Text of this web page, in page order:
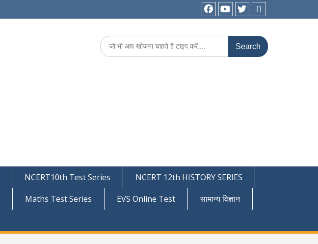
facebookyoutubeTwitterWhatsApp
Search
for:
NCERT10th Test Series
NCERT 12th HISTORY SERIES
Maths Test Series EVS Online Test
सामान्य विज्ञान